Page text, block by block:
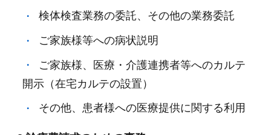
検体検査業務の委託、その他の業務委託
ご家族様等への病状説明
ご家族様、医療・介護連携者等へのカルテ
開示（在宅カルテの設置）
その他、患者様への医療提供に関する利用